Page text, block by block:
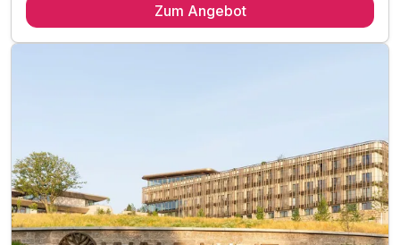
1 x reichhaltiges Frühstück vom Buffet
Zum Angebot